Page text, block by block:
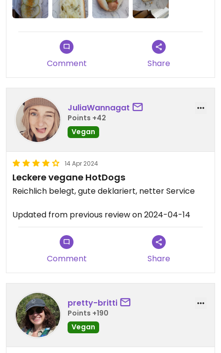
Comment Share
JuliaWannagat
Points +42
Vegan
14 Apr 2024
Leckere vegane HotDogs
Reichlich belegt, gute deklariert, netter Service
Updated from previous review on 2024-04-14
Comment Share
pretty-britti
Points +190
Vegan